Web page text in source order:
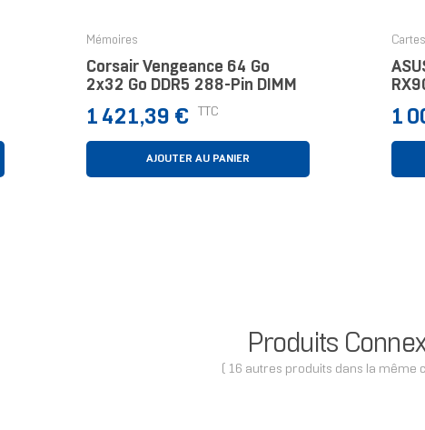
Mémoires
Corsair Vengeance 64 Go
2x32 Go DDR5 288-Pin DIMM
Prix
1 421,39 € TTC
AJOUTER AU PANIER
Go
1
Produits
( 16 autres produits dans la même